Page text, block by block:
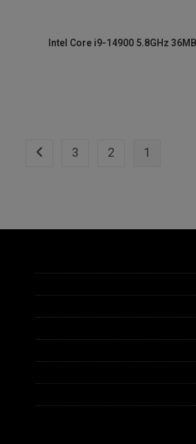
Intel Core i9-14900 5.8GHz
1
2
3